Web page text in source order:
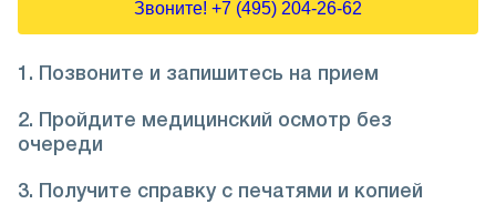
Звоните! +7 (495) 204-26-62
1. Позвоните и запишитесь на прием
2. Пройдите медицинский осмотр без
очереди
3. Получите справку с печатями и копией